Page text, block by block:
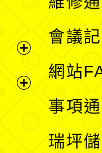
單
會議
網站
事項
瑞坪